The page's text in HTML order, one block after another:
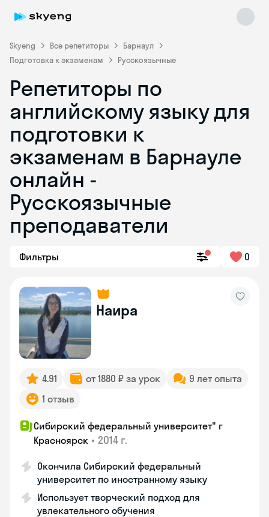
Skyeng Все репетиторы
Барнаул
Подготовка к экзаменам
Русскоязычные
Репетиторы по
английскому языку для
подготовки к
экзаменам в Барнауле
онлайн -
Русскоязычные
преподаватели
Фильтры 0
Наира
4.91 от 1880 ₽ за урок
9 лет опыта
1 отзыв
Сибирский федеральный университет" г
Красноярск • 2014 г.
Окончила Сибирский федеральный
университет по иностранному языку
Использует творческий подход для
увлекательного обучения
Skyeng Chat